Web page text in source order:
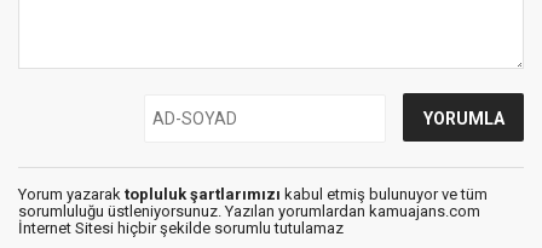
Yorum yazarak topluluk şartlarımızı kabul etmiş bulunuyor ve tüm
sorumluluğu üstleniyorsunuz. Yazılan yorumlardan kamuajans.com
İnternet Sitesi hiçbir şekilde sorumlu tutulamaz